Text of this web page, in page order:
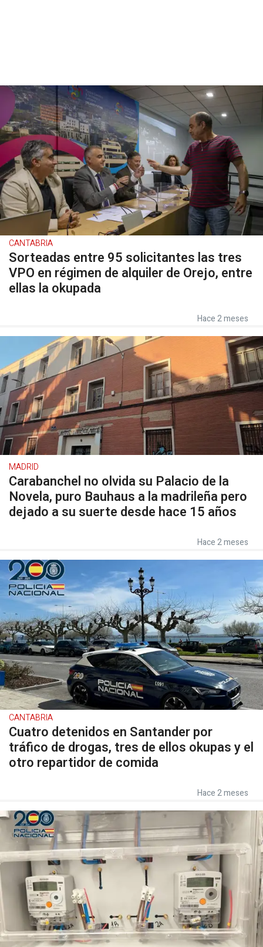
CANTABRIA
Sorteadas entre 95 solicitantes las tres
VPO en régimen de alquiler de Orejo, entre
ellas la okupada
Hace 2 meses
MADRID
Carabanchel no olvida su Palacio de la
Novela, puro Bauhaus a la madrileña pero
dejado a su suerte desde hace 15 años
Hace 2 meses
CANTABRIA
Cuatro detenidos en Santander por
tráfico de drogas, tres de ellos okupas y el
otro repartidor de comida
Hace 2 meses